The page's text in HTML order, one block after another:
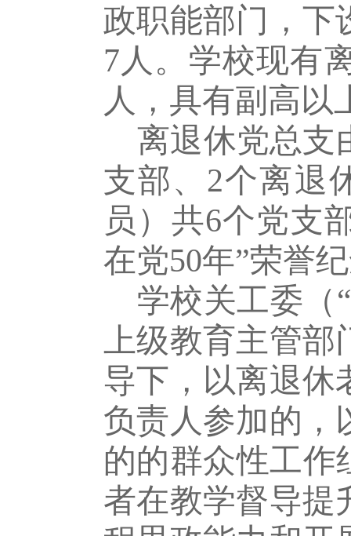
政职能部门，下
7 人 。 学校现有
人 ，具有副高
离退休党总支
支部、2个离退
员）共6个党支
在党50年”荣誉
学校关工委（
上级教育主管
导下，以离退休
负责人参加的，
的的群众性工作
者在教学督导提